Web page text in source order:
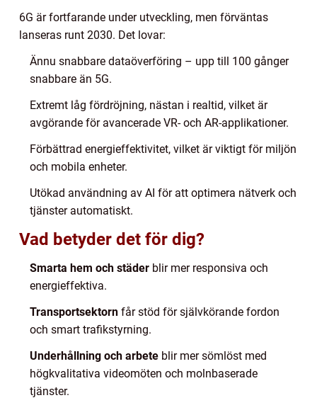
6G är fortfarande under utveckling, men förväntas
lanseras runt 2030. Det lovar:
Ännu snabbare dataöverföring – upp till 100 gånger
snabbare än 5G.
Extremt låg fördröjning, nästan i realtid, vilket är
avgörande för avancerade VR- och AR-applikationer.
Förbättrad energieffektivitet, vilket är viktigt för miljön
och mobila enheter.
Utökad användning av AI för att optimera nätverk och
tjänster automatiskt.
Vad betyder det för dig?
Smarta hem och städer blir mer responsiva och
energieffektiva.
Transportsektorn får stöd för självkörande fordon
och smart trafikstyrning.
Underhållning och arbete blir mer sömlöst med
högkvalitativa videomöten och molnbaserade
tjänster.